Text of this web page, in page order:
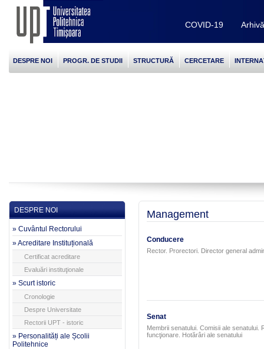
COVID-19
DESPRE NOI PROGR. DE STUDII STRUCTURĂ CERCETARE
DESPRE NOI
» Cuvântul Rectorului
» Acreditare Instituțională
Certificat acreditare
Evaluări instituţionale
» Scurt istoric
Cronologie
Despre Universitate
Rectorii UPT - istoric
» Personalități ale Școlii
Politehnice
Management
Conducere
Rector. Prorectori. Director general
Senat
Membrii senatului. Comisii ale senatului.
funcţionare. Hotărâri ale senatului